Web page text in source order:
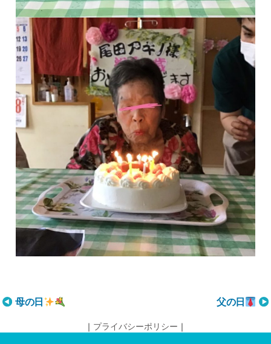
投
ナ
母の日 父の日
｜ プライバシーポリシー ｜